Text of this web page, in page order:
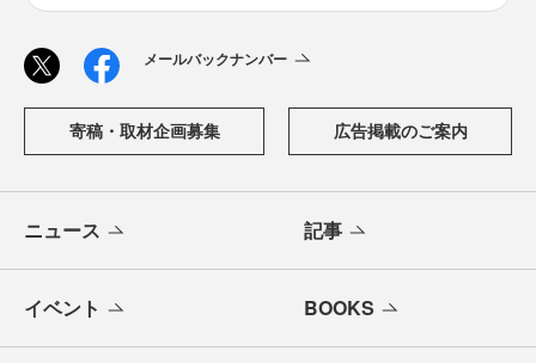
メールバックナンバー
寄稿・取材企画募集 広告掲載のご案内
ニュース 記事
イベント BOOKS